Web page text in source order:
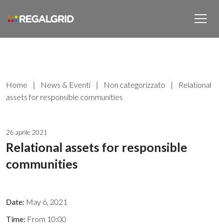
Home | News & Eventi | Non categorizzato |
Relational
assets for responsible communities
26 aprile 2021
Relational assets for responsible
communities
Date: May 6, 2021
Time: From 10:00